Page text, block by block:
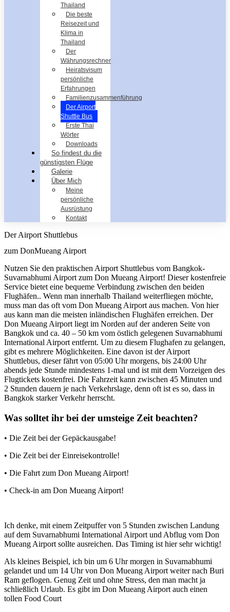
Thailand
Die beste
Reisezeit und
Klima in
Thailand
Der
Währungsrechner
Heiratsvisum
persönliche
Erfahrungen
Familienzusammenführung
Der Airport
Shuttle Bus
Erste Thai
Wörter
Downloads
So findest du die
günstigsten Flüge
Galerie
Über Mich
Meine
persönliche
Ausrüstung
Kontakt
Der Airport Shuttlebus
zum DonMueang Airport
Nutzen Sie den praktischen Airport Shuttlebus vom Bangkok-
Suvarnabhumi Airport zum Don Mueang Airport! Dieser kostenfreie
Service bietet eine bequeme Verbindung zwischen den beiden
Flughäfen.. Wenn man innerhalb Thailand weiterfliegen möchte,
muss man das oft vom Don Mueang Airport aus machen. Von hier
aus kann man die meisten inländischen Flughäfen erreichen. Der
Don Mueang Airport liegt im Norden auf der anderen Seite von
Bangkok und ca. 40 – 50 km vom östlich gelegenen Suvarnabhumi
International Airport entfernt. Um zu diesem Flughafen zu gelangen,
gibt es mehrere Möglichkeiten. Eine davon ist der Airport
Shuttlebus, dieser fährt von 05:00 Uhr morgens, bis 24:00 Uhr
abends jede Stunde mindestens 1-mal und ist mit dem Vorzeigen des
Flugtickets kostenfrei. Die Fahrzeit kann zwischen 45 Minuten und
2 Stunden dauern je nach Verkehrslage, denn oft ist es so, dass in
Bangkok starker Verkehr herrscht.
Was solltet ihr bei der umsteige Zeit beachten?
• Die Zeit bei der Gepäckausgabe!
• Die Zeit bei der Einreisekontrolle!
• Die Fahrt zum Don Mueang Airport!
• Check-in am Don Mueang Airport!
Ich denke, mit einem Zeitpuffer von 5 Stunden zwischen Landung
auf dem Suvarnabhumi International Airport und Abflug vom Don
Mueang Airport sollte ausreichen. Das Timing ist hier sehr wichtig!
Als kleines Beispiel, ich bin um 6 Uhr morgen in Suvarnabhumi
gelandet und um 14 Uhr von Don Mueang Airport weiter nach Buri
Ram geflogen. Genug Zeit und ohne Stress, den man macht ja
schließlich Urlaub. Es gibt im Don Mueang Airport auch einen
tollen Food Court